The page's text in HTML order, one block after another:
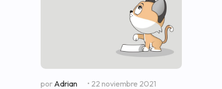
por Adrian • 22 noviembre 2021